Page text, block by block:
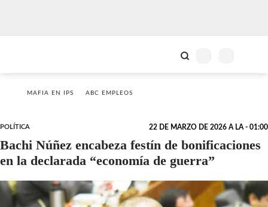
MAFIA EN IPS ABC EMPLEOS
POLÍTICA 22 DE MARZO DE 2026 A LA - 01:00
Bachi Núñez encabeza festín de bonificaciones
en la declarada “economía de guerra”